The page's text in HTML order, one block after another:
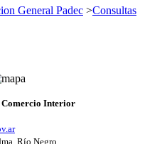
General Padec >Consultas
Comercio Interior
Río Negro